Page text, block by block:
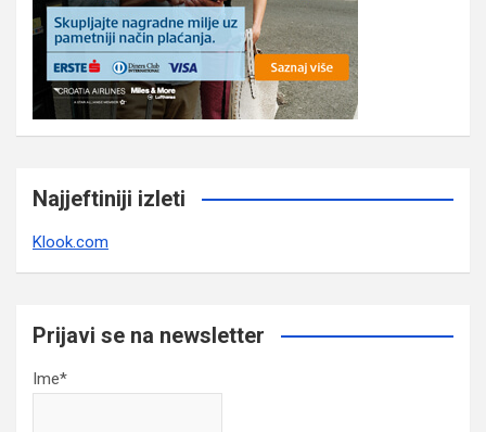
Najjeftiniji izleti
Klook.com
Prijavi se na newsletter
Ime*